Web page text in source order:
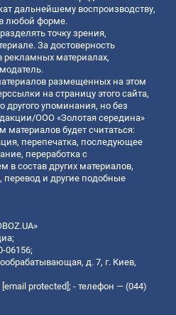
дальнейшему воспроизводству,
любой форме.
точку зрения,
За достоверность
материалах,
размещенных на этом
на страницу этого сайта,
другого упоминания, но без
ООО «Золотая середина»
будет считаться:
перепечатка, последующее
переработка с
состав других материалов,
перевод и другие подобные
06156;
д. 7, г. Киев,
[email protected]; - телефон — (044)